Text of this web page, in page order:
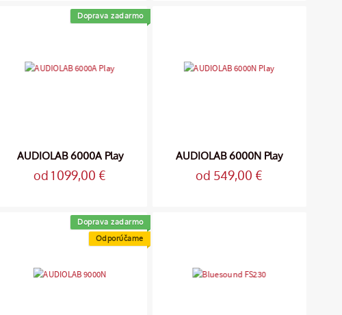
Doprava zadarmo
AUDIOLAB 6000A Play
od 1 099,00 €
AUDIOLAB 6000N Play
od 549,00 €
Doprava zadarmo
Odporúčame